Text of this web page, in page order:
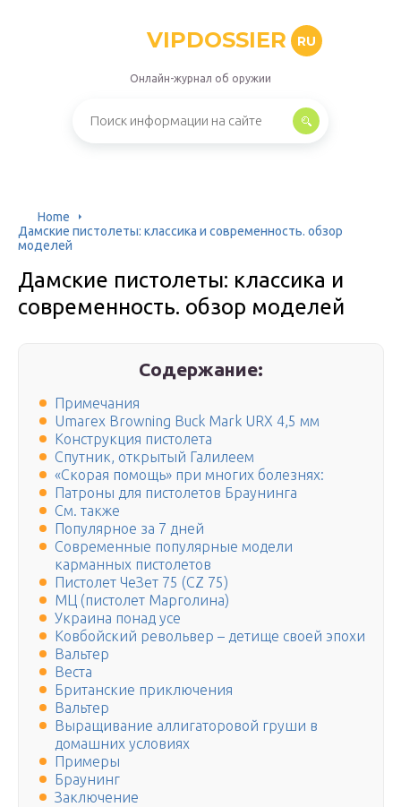
VIPDOSSIER RU
Онлайн-журнал об оружии
Home
Дамские пистолеты: классика и современность. обзор
моделей
Дамские пистолеты: классика и
современность. обзор моделей
Содержание:
Примечания
Umarex Browning Buck Mark URX 4,5 мм
Конструкция пистолета
Спутник, открытый Галилеем
«Скорая помощь» при многих болезнях:
Патроны для пистолетов Браунинга
См. также
Популярное за 7 дней
Современные популярные модели
карманных пистолетов
Пистолет ЧеЗет 75 (CZ 75)
МЦ (пистолет Марголина)
Украина понад усе
Ковбойский револьвер – детище своей эпохи
Вальтер
Веста
Британские приключения
Вальтер
Выращивание аллигаторовой груши в
домашних условиях
Примеры
Браунинг
Заключение